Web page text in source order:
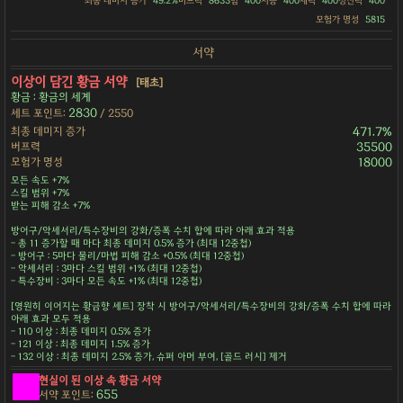
모험가 명성
5815
서약
이상이 담긴 황금 서약
[태초]
황금 : 황금의 세계
세트 포인트: 2830 / 2550
최종 데미지 증가
471.7%
버프력 35500
모험가 명성 18000
모든 속도 +7%
스킬 범위 +7%
받는 피해 감소 +7%
방어구/악세서리/특수장비의 강화/증폭 수치 합에 따라 아래 효과 적용
- 총 11 증가할 때 마다 최종 데미지 0.5% 증가 (최대 12중첩)
- 방어구 : 5마다 물리/마법 피해 감소 +0.5% (최대 12중첩)
- 악세서리 : 3마다 스킬 범위 +1% (최대 12중첩)
- 특수장비 : 3마다 모든 속도 +1% (최대 12중첩)
[영원히 이어지는 황금향 세트] 장착 시 방어구/악세서리/특수장비의 강화/증폭 수치 합에 따라
아래 효과 모두 적용
- 110 이상 : 최종 데미지 0.5% 증가
- 121 이상 : 최종 데미지 1.5% 증가
- 132 이상 : 최종 데미지 2.5% 증가, 슈퍼 아머 부여, [골드 러시] 제거
현실이 된 이상 속 황금 서약
서약 포인트:655